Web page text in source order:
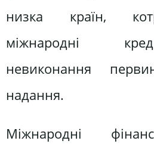
низка країн,
міжнародні
невиконання
надання.
Міжнародні